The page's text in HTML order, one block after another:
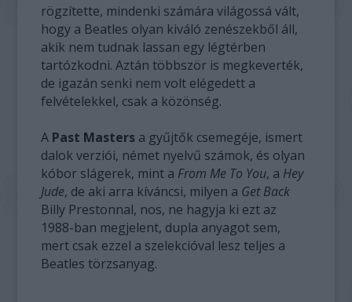
rögzítette, mindenki számára világossá vált,
hogy a Beatles olyan kiváló zenészekből áll,
akik nem tudnak lassan egy légtérben
tartózkodni. Aztán többször is megkeverték,
de igazán senki nem volt elégedett a
felvételekkel, csak a közönség.
A Past Masters a gyűjtők csemegéje, ismert
dalok verziói, német nyelvű számok, és olyan
kóbor slágerek, mint a From Me To You, a Hey
Jude, de aki arra kíváncsi, milyen a Get Back
Billy Prestonnal, nos, ne hagyja ki ezt az
1988-ban megjelent, dupla anyagot sem,
mert csak ezzel a szelekcióval lesz teljes a
Beatles törzsanyag.